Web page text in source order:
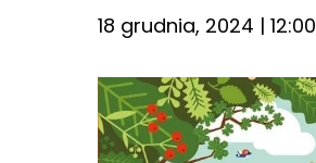
18 grudnia, 2024 | 12:00
Konieczne
Te pliki cookie
opcjonalne. Są
one potrzebne